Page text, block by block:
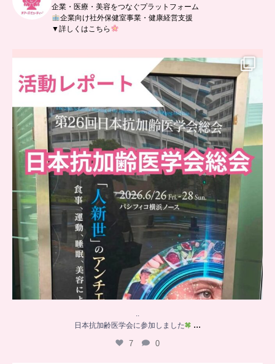
企業・医療・美容をつなぐプラットフォーム
企業向け社外保健室事業・健康経営支援
▼詳しくはこちら
..
日本抗加齢医学会に参加しました
0
日本抗加齢医学会に参加しました
...
7 0